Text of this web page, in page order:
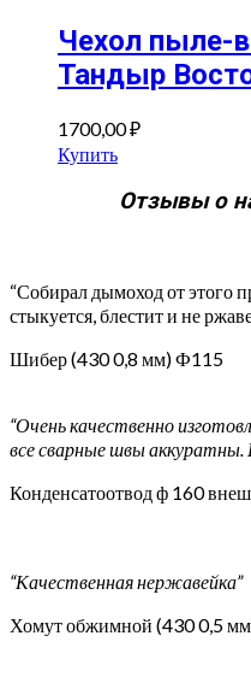
Чехол пыле-
Тандыр
1700,00₽
Купить
Отзывы о
“Собирал дымоход от этого
стыкуется, блестит и не
Шибер (430 0,8 мм) Ф115
“Очень качественно
все сварные швы аккуратны.
Конденсатоотвод ф 160
“Качественная нержавейка”
Хомут обжимной (430 0,5